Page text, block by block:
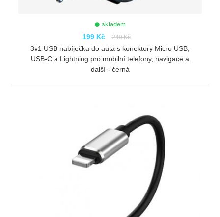
skladem
199 Kč 249 Kč
3v1 USB nabíječka do auta s konektory Micro USB,
USB-C a Lightning pro mobilní telefony, navigace a
další - černá